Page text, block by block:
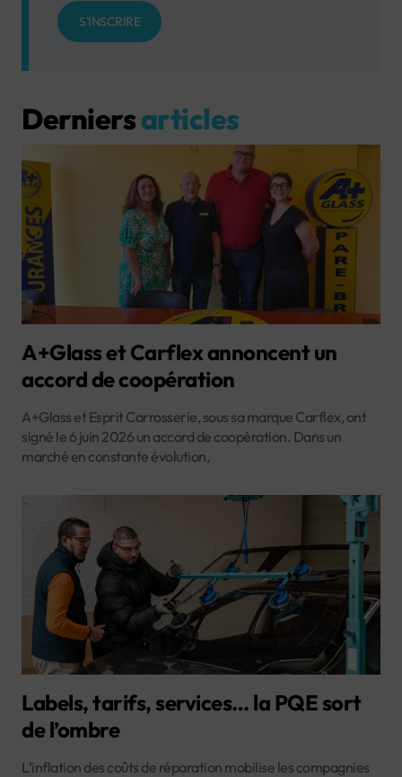
S'INSCRIRE
Derniersarticles
A+Glass et Carflex annoncent un
accord de coopération
A+Glass et Esprit Carrosserie, sous sa marque Carflex, ont
signé le 6 juin 2026 un accord de coopération. Dans un
marché en constante évolution,
Labels, tarifs, services… la PQE sort
de l’ombre
L’inflation des coûts de réparation mobilise les compagnies